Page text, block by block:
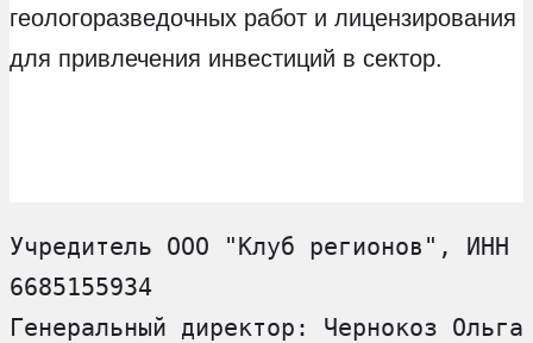
геологоразведочных работ и лицензирования
для привлечения инвестиций в сектор.
Учредитель ООО "Клуб регионов", ИНН
6685155934
Генеральный директор: Чернокоз Ольга